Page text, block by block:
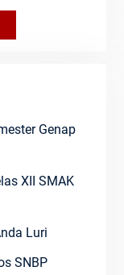
Genap
XII SMAK
Luri
SNBP